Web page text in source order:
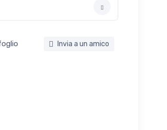
Invia a un amico